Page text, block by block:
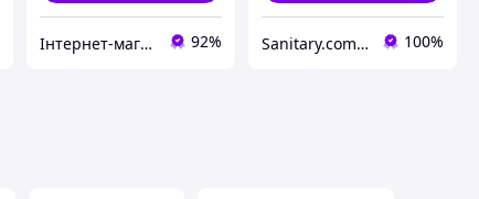
Інтернет-магазин дверей, сантехніки та меблів «Хутко» 92% Sanitary.com.ua 100%